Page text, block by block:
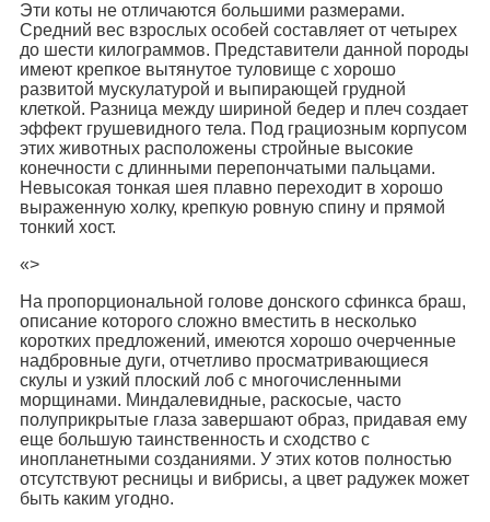
Эти коты не отличаются большими размерами.
Средний вес взрослых особей составляет от четырех
до шести килограммов. Представители данной породы
имеют крепкое вытянутое туловище с хорошо
развитой мускулатурой и выпирающей грудной
клеткой. Разница между шириной бедер и плеч создает
эффект грушевидного тела. Под грациозным корпусом
этих животных расположены стройные высокие
конечности с длинными перепончатыми пальцами.
Невысокая тонкая шея плавно переходит в хорошо
выраженную холку, крепкую ровную спину и прямой
тонкий хост.
«>
На пропорциональной голове донского сфинкса браш,
описание которого сложно вместить в несколько
коротких предложений, имеются хорошо очерченные
надбровные дуги, отчетливо просматривающиеся
скулы и узкий плоский лоб с многочисленными
морщинами. Миндалевидные, раскосые, часто
полуприкрытые глаза завершают образ, придавая ему
еще большую таинственность и сходство с
инопланетными созданиями. У этих котов полностью
отсутствуют ресницы и вибрисы, а цвет радужек может
быть каким угодно.